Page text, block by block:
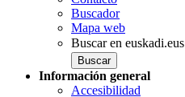
Buscador
Mapa web
Buscar en euskadi.eus
Información general
Accesibilidad